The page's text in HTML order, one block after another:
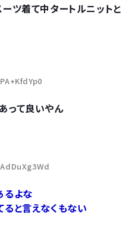
ツ着て中タートルニットと
って良いやん
るよな
と言えなくもない